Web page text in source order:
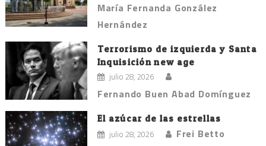
María Fernanda González
Hernández
Terrorismo de izquierda y Santa
Inquisición new age
julio 28, 2026
Fernando Buen Abad Domínguez
El azúcar de las estrellas
julio 28, 2026 Frei Betto